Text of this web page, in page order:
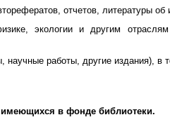
отчетов, литературы об
экологии и другим
научные работы, другие издания), в
имеющихся в фонде библиотеки.